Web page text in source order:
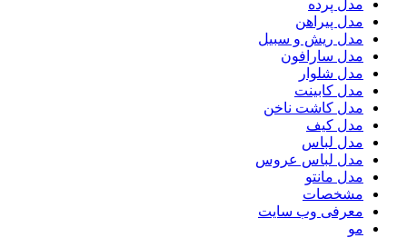
مدل پرده
مدل پیراهن
مدل ریش و سبیل
مدل سارافون
مدل شلوار
مدل کابینت
مدل کاشت ناخن
مدل کیف
مدل لباس
مدل لباس عروس
مدل مانتو
مشخصات
معرفی وب سایت
مو